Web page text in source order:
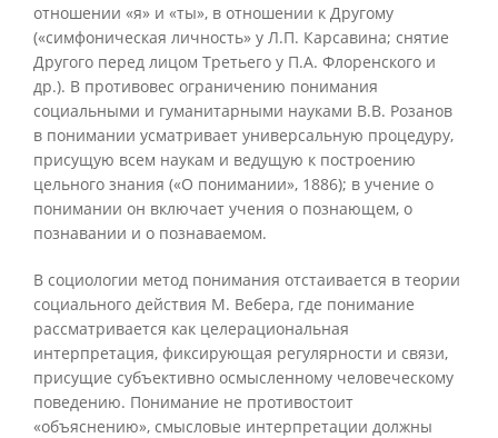
отношении «я» и «ты», в отношении к Другому
(«симфоническая личность» у Л.П. Карсавина; снятие
Другого перед лицом Третьего у П.А. Флоренского и
др.). В противовес ограничению понимания
социальными и гуманитарными науками В.В. Розанов
в понимании усматривает универсальную процедуру,
присущую всем наукам и ведущую к построению
цельного знания («О понимании», 1886); в учение о
понимании он включает учения о познающем, о
познавании и о познаваемом.
В социологии метод понимания отстаивается в теории
социального действия М. Вебера, где понимание
рассматривается как целерациональная
интерпретация, фиксирующая регулярности и связи,
присущие субъективно осмысленному человеческому
поведению. Понимание не противостоит
«объяснению», смысловые интерпретации должны